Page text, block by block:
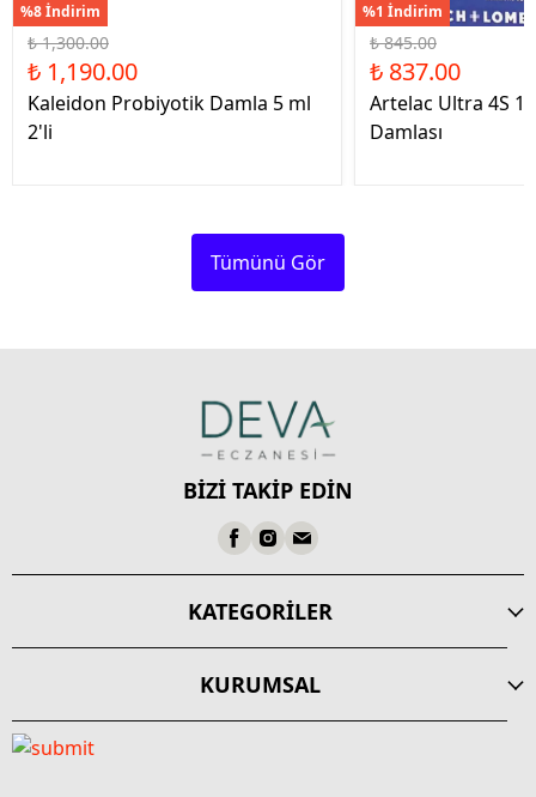
%8 İndirim
₺ 1,300.00
₺ 1,190.00
Kaleidon Probiyotik Damla 5 ml
2'li
%1 İndirim
₺ 845.00
₺ 837.00
Artelac Ultra 4S
Damlası
Tümünü Gör
BİZİ TAKİP EDİN
KATEGORİLER
KURUMSAL